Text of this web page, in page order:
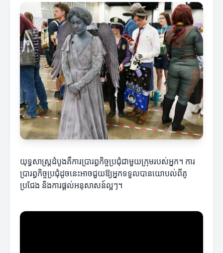
យុទ្ធសាស្ត្រ​ដំបូងគឺការប្រារព្ធកិច្ចប្រជុំជាមួយក្រុមរបស់អ្នក។ ការ
ប្រារព្ធកិច្ចប្រជុំដូចនេះអាចជួយឱ្យអ្នកទទួលបានយោបល់ពីគូ
ប្រជែង និងការផ្ដល់អនុសាសន៍ល្អៗ។